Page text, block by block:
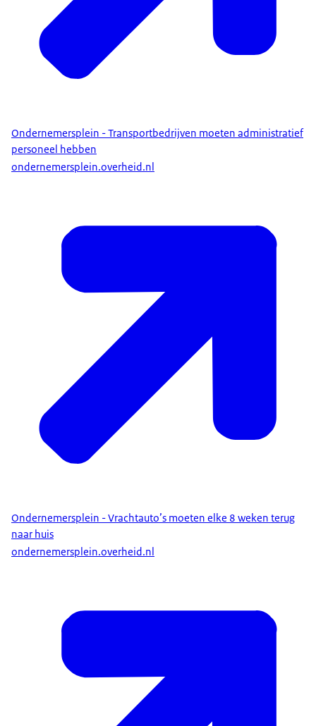
Ondernemersplein - Transportbedrijven moeten administratief
personeel hebben
ondernemersplein.overheid.nl
Ondernemersplein - Vrachtauto’s moeten elke 8 weken terug
naar huis
ondernemersplein.overheid.nl